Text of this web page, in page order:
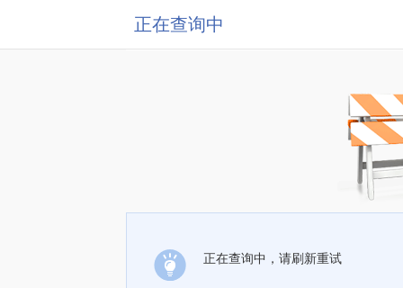
正在查询中
正在查询中，请刷新重试